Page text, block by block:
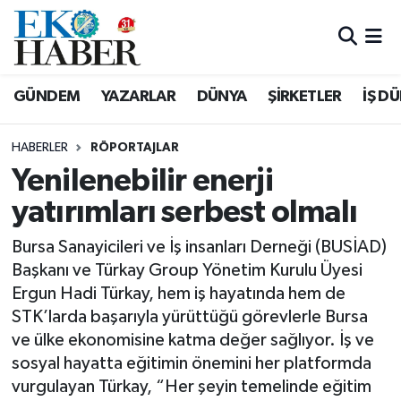
GÜNDEM YAZARLAR DÜNYA ŞİRKETLER İŞ
HABERLER RÖPORTAJLAR
Yenilenebilir enerji
yatırımları serbest olmalı
Bursa Sanayicileri ve İş insanları Derneği (BUSİAD)
Başkanı ve Türkay Group Yönetim Kurulu Üyesi
Ergun Hadi Türkay, hem iş hayatında hem de
STK’larda başarıyla yürüttüğü görevlerle Bursa
ve ülke ekonomisine katma değer sağlıyor. İş ve
sosyal hayatta eğitimin önemini her platformda
vurgulayan Türkay, “Her şeyin temelinde eğitim
Hava Durumu
Süper Lig Puan Durumu ve Fikstür
Tüm Manşetler
Son Dakika Haberleri
Haber Arşivi